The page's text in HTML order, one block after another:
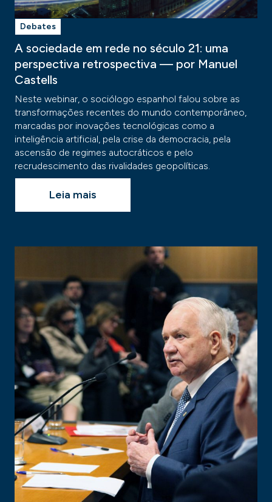
Debates
A sociedade em rede no século 21: uma
perspectiva retrospectiva — por Manuel
Castells
Neste webinar, o sociólogo espanhol falou sobre as
transformações recentes do mundo contemporâneo,
marcadas por inovações tecnológicas como a
inteligência artificial, pela crise da democracia, pela
ascensão de regimes autocráticos e pelo
recrudescimento das rivalidades geopolíticas.
Leia mais